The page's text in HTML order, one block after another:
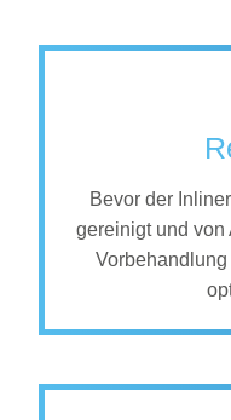
Bevor der
gereinigt und